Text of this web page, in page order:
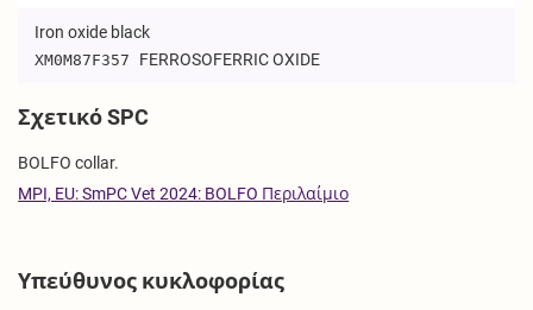
Iron oxide black
XM0M87F357 FERROSOFERRIC OXIDE
Σχετικό SPC
BOLFO collar.
MPI, EU: SmPC Vet 2024: BOLFO Περιλαίμιο
Υπεύθυνος κυκλοφορίας